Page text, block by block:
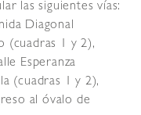
las siguientes vías:
Diagonal
(cuadras 1 y 2),
Esperanza
(cuadras 1 y 2),
al óvalo de